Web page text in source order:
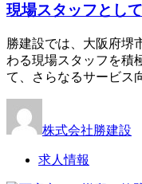
現場スタッフとし
勝建設では、大阪府堺
わる現場スタッフを積
て、さらなるサービス
株式会社勝建設
求人情報